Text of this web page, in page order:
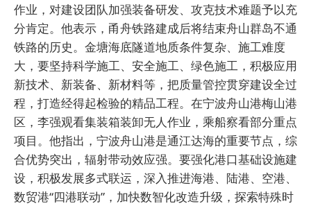
作业，对建设团队加强装备研发、攻克技术难题予以充
分肯定。他表示，甬舟铁路建成后将结束舟山群岛不通
铁路的历史。金塘海底隧道地质条件复杂、施工难度
大，要坚持科学施工、安全施工、绿色施工，积极应用
新技术、新装备、新材料等，把质量管控贯穿建设全过
程，打造经得起检验的精品工程。在宁波舟山港梅山港
区，李强观看集装箱装卸无人作业，乘船察看部分重点
项目。他指出，宁波舟山港是通江达海的重要节点，综
合优势突出，辐射带动效应强。要强化港口基础设施建
设，积极发展多式联运，深入推进海港、陆港、空港、
数贸港“四港联动”，加快数智化改造升级，探索特殊时